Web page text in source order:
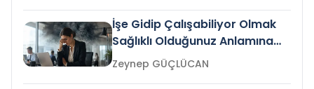
İşe Gidip Çalışabiliyor Olmak
Sağlıklı Olduğunuz Anlamına
Gelir mi?Zeynep GÜÇLÜCAN